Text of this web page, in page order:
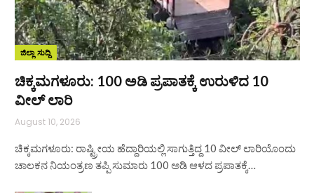
ಜಿಲ್ಲಾ ಸುದ್ದಿ
ಚಿಕ್ಕಮಗಳೂರು: 100 ಅಡಿ ಪ್ರಪಾತಕ್ಕೆ ಉರುಳಿದ 10
ವೀಲ್ ಲಾರಿ
August 10, 2026
ಚಿಕ್ಕಮಗಳೂರು: ರಾಷ್ಟ್ರೀಯ ಹೆದ್ದಾರಿಯಲ್ಲಿ ಸಾಗುತ್ತಿದ್ದ 10 ವೀಲ್ ಲಾರಿಯೊಂದು
ಚಾಲಕನ ನಿಯಂತ್ರಣ ತಪ್ಪಿ ಸುಮಾರು 100 ಅಡಿ ಆಳದ ಪ್ರಪಾತಕ್ಕೆ…